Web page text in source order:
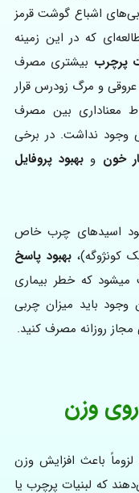
اشباع گوشت قرمز
که در این زمینه
پرچرب بیشتری مصرف
و مرگ زودرس قرار
معناداری بین مصرف
وجود نداشت. در برخی
خون و بهبود پروفایل
اسیدهای چرب خاص
کونژوگه)،بهبود پاسخ
میشود که خطر بیماری
باید میزان چربی
روزانه مصرف کنید.
روی وزن
باعث افزایش وزن
که لبنیات پرچرب یا